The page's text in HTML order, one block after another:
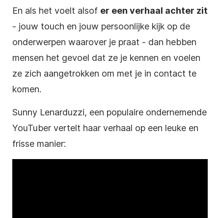
En als het voelt alsof er een verhaal achter zit
- jouw touch en jouw persoonlijke kijk op de
onderwerpen waarover je praat - dan hebben
mensen het gevoel dat ze je kennen en voelen
ze zich aangetrokken om met je in contact te
komen.
Sunny Lenarduzzi, een populaire ondernemende
YouTuber vertelt haar verhaal op een leuke en
frisse manier: